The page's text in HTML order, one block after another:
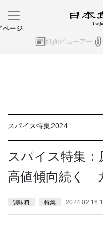
紙面ビューアー
ページ
スパイス特集2024
スパイス特集：
高値傾向続く
調味料 特集 2024.02.16